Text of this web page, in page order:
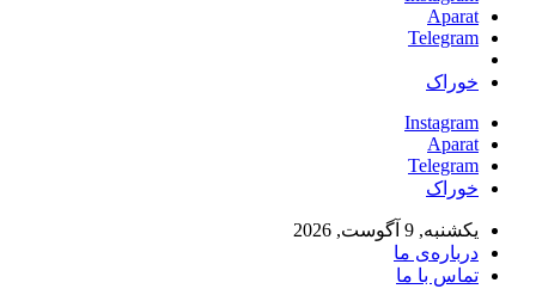
Aparat
Telegram
خوراک
Instagram
Aparat
Telegram
خوراک
یکشنبه, 9 آگوست, 2026
درباره‌ی ما
تماس با ما